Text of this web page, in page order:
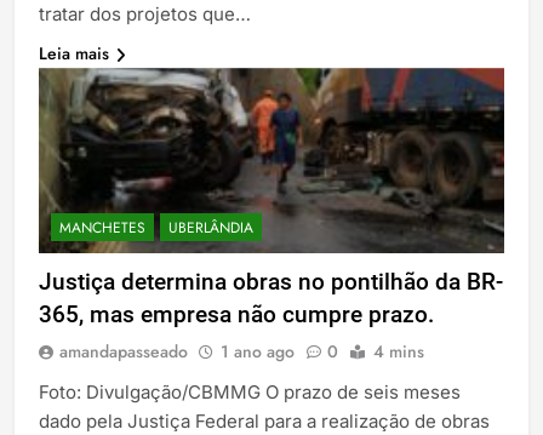
tratar dos projetos que…
Leia mais
MANCHETES UBERLÂNDIA
Justiça determina obras no pontilhão da BR-
365, mas empresa não cumpre prazo.
amandapasseado 1 ano ago 0 4 mins
Foto: Divulgação/CBMMG O prazo de seis meses
dado pela Justiça Federal para a realização de obras